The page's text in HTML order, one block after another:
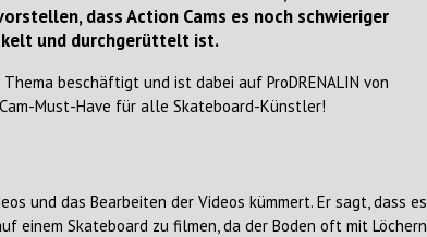
dass Action Cams es noch schwieriger
und durchgerüttelt ist.
beschäftigt und ist dabei auf ProDRENALIN von
Must-Have für alle Skateboard-Künstler!
und das Bearbeiten der Videos kümmert. Er sagt, dass es
einem Skateboard zu filmen, da der Boden oft mit Löchern